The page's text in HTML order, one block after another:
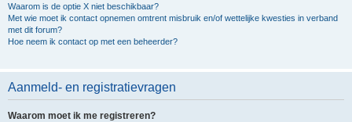
Waarom is de optie X niet beschikbaar?
Met wie moet ik contact opnemen omtrent misbruik en/of wettelijke kwesties in verband
met dit forum?
Hoe neem ik contact op met een beheerder?
Aanmeld- en registratievragen
Waarom moet ik me registreren?